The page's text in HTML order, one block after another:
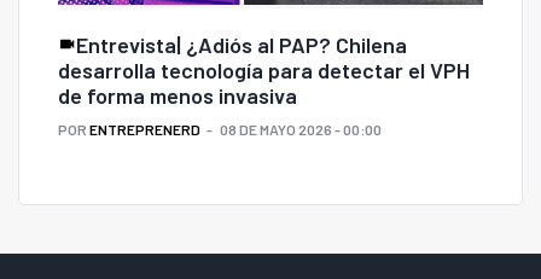
Entrevista| ¿Adiós al PAP? Chilena
desarrolla tecnología para detectar el VPH
de forma menos invasiva
POR ENTREPRENERD 08 DE MAYO 2026 - 00:00